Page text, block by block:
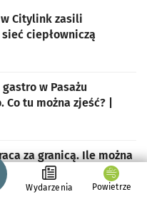
Citylink zasili
ciepłowniczą
w Pasażu
tu można zjeść? |
za granicą. Ile można
zarobić. Gdzie szukać ofert
główna - wroclaw.pl
Wydarzenia Powietrze